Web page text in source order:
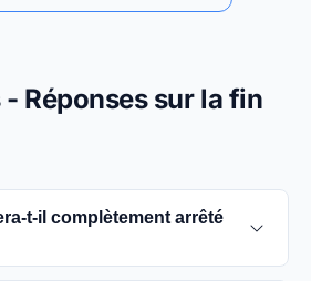
Réponses sur la fin
t-il complètement arrêté